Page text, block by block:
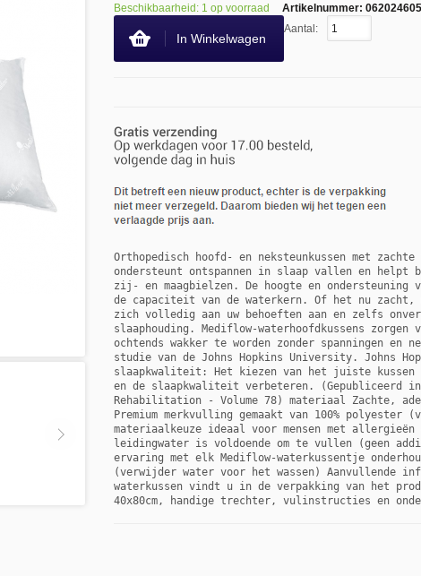
Beschikbaarheid: 1 op voorraad Artikelnummer:
In Winkelwagen
Aantal:
Orthopedisch hoofd- en neksteunkussen met
ondersteunt ontspannen in slaap vallen en helpt
zij- en maagbielzen. De hoogte en
de capaciteit van de waterkern. Of het nu
zich volledig aan uw behoeften aan en zelfs
slaaphouding. Mediflow-waterhoofdkussens
ochtends wakker te worden zonder spanningen
studie van de Johns Hopkins University. Johns
slaapkwaliteit: Het kiezen van het juiste kussen
en de slaapkwaliteit verbeteren. (Gepubliceerd
Rehabilitation - Volume 78) materiaal Zachte,
Premium merkvulling gemaakt van 100%
materiaalkeuze ideaal voor mensen met
leidingwater is voldoende om te vullen (geen
ervaring met elk Mediflow-waterkussentje
(verwijder water voor het wassen) Aanvullende
waterkussen vindt u in de verpakking van het
40x80cm, handige trechter, vulinstructies en